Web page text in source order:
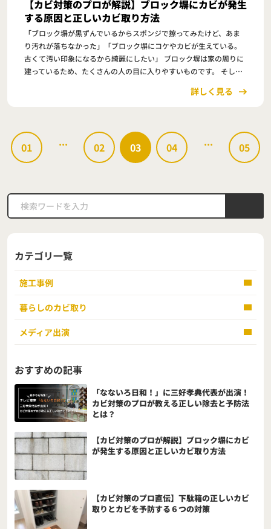
【カビ対策のプロが解説】ブロック塀にカビが発生
する原因と正しいカビ取り方法
「ブロック塀が黒ずんでいるからスポンジで擦ってみたけど、あま
り汚れが落ちなかった」「ブロック塀にコケやカビが生えている。
古くて汚い印象になるから綺麗にしたい」 ブロック塀は家の周りに
建っているため、たくさんの人の目に入りやすいものです。 そして
詳しく見る
01 ... 02 03 04 ... 05
カテゴリ一覧
施工事例
暮らしのカビ取り
メディア出演
おすすめの記事
「なないろ日和！」に三好孝典代表が出演！
カビ対策のプロが教える正しい除去と予防法
とは？
【カビ対策のプロが解説】ブロック塀にカビ
が発生する原因と正しいカビ取り方法
【カビ対策のプロ直伝】下駄箱の正しいカビ
取りとカビを予防する６つの対策